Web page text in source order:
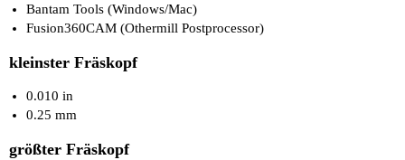
Bantam Tools(Windows/Mac)
Fusion360CAM (Othermill Postprocessor)
kleinster Fräskopf
0.010 in
0.25 mm
größter Fräskopf